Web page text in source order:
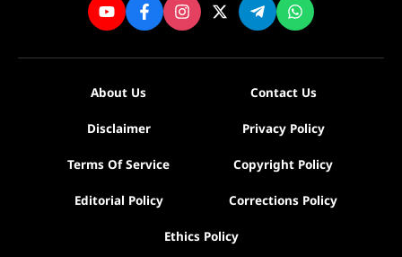
About Us Contact Us
Disclaimer Privacy Policy
Terms Of Service Copyright Policy
Editorial Policy Corrections Policy
Ethics Policy